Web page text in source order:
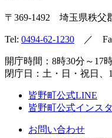
〒369-1492 埼玉県秩父
Tel: 0494-62-1230 ／
開庁時間：8時30分～17
閉庁日：土・日・祝日、
皆野町公式LINE
皆野町公式インス
お問い合わせ